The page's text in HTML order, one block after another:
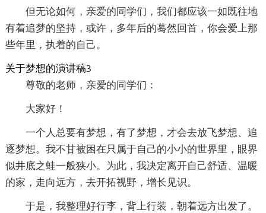
但无论如何，亲爱的同学们，我们都应该一如既往地
有着追梦的坚持，或许，多年后的蓦然回首，你会爱上那
些年里，执着的自己。
关于梦想的演讲稿3
尊敬的老师，亲爱的同学们：
大家好！
一个人总要有梦想，有了梦想，才会去放飞梦想、追
逐梦想。我不甘被困在只属于自己的小小的世界里，眼界
似井底之蛙一般狭小。为此，我决定离开自己舒适、温暖
的家，走向远方，去开拓视野，增长见识。
于是，我整理好行李，背上行装，朝着远方出发了。